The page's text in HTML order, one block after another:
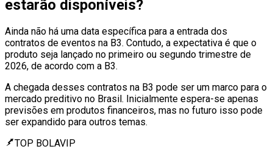
estarão disponíveis?
Ainda não há uma data específica para a entrada dos
contratos de eventos na B3. Contudo, a expectativa é que o
produto seja lançado no primeiro ou segundo trimestre de
2026, de acordo com a B3.
A chegada desses contratos na B3 pode ser um marco para o
mercado preditivo no Brasil. Inicialmente espera-se apenas
previsões em produtos financeiros, mas no futuro isso pode
ser expandido para outros temas.
TOP BOLAVIP